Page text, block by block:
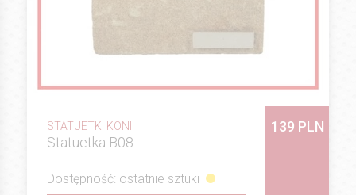
STATUETKI KONI
Statuetka B08
139 PLN
Dostępność: ostatnie sztuki